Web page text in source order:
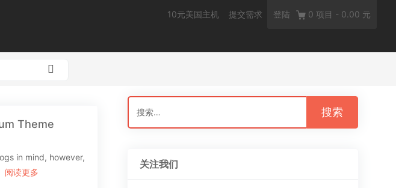
10元美国主机 提交需求 登陆 0 项目 - 0.00 元
Theme
in mind, however,
阅读更多
搜
索：
关注我们